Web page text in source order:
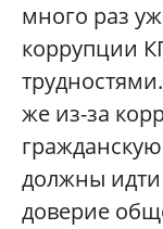
много раз
коррупции
же из-за
должны идти
доверие